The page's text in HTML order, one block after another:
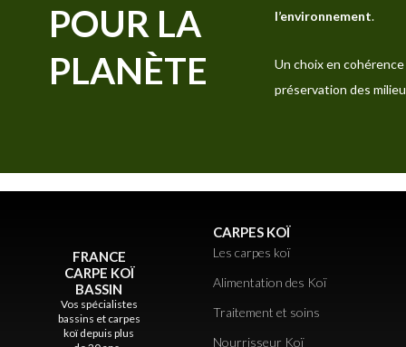
POUR LA
PLANÈTE
l’environnement.
Un choix en
préservation des
FRANCE
CARPE KOÏ
BASSIN
Vos spécialistes
bassins et carpes
koï depuis plus
CARPES KOÏ
Les carpes koï
Alimentation des Koï
Traitement et soins
Nourrisseur Koï